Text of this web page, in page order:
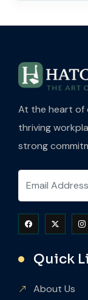
At the heart of
thriving
strong
Quick
About Us